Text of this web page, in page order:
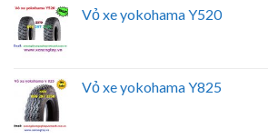
Vỏ xe yokohama Y520
Vỏ xe yokohama Y825